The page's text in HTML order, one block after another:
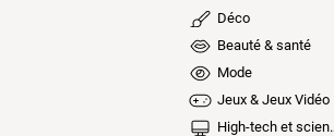
Déco
Beauté & santé
Mode
Jeux & Jeux Vidéo
High-tech et sciences